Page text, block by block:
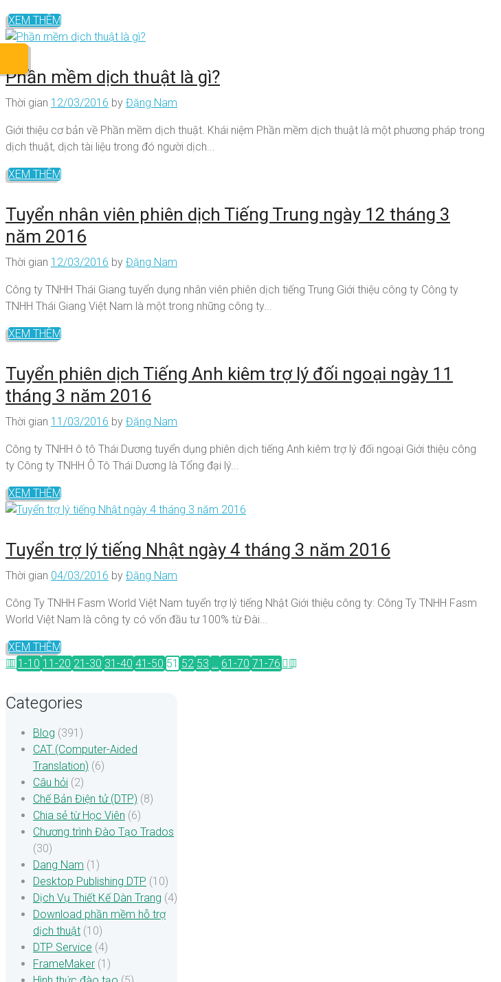
XEM THÊM
Phần mềm dịch thuật là gì?
Thời gian 12/03/2016 by Đặng Nam
Giới thiệu cơ bản về Phần mềm dịch thuật. Khái niệm Phần mềm dịch thuật là một phương pháp trong
dịch thuật, dịch tài liệu trong đó người dịch...
XEM THÊM
Tuyển nhân viên phiên dịch Tiếng Trung ngày 12 tháng 3
năm 2016
Thời gian 12/03/2016 by Đặng Nam
Công ty TNHH Thái Giang tuyển dụng nhân viên phiên dịch tiếng Trung Giới thiệu công ty Công ty
TNHH Thái Giang Việt Nam là một trong những công ty...
XEM THÊM
Tuyển phiên dịch Tiếng Anh kiêm trợ lý đối ngoại ngày 11
tháng 3 năm 2016
Thời gian 11/03/2016 by Đặng Nam
Công ty TNHH ô tô Thái Dương tuyển dụng phiên dịch tiếng Anh kiêm trợ lý đối ngoại Giới thiệu công
ty Công ty TNHH Ô Tô Thái Dương là Tổng đại lý...
XEM THÊM
Tuyển trợ lý tiếng Nhật ngày 4 tháng 3 năm 2016
Thời gian 04/03/2016 by Đặng Nam
Công Ty TNHH Fasm World Việt Nam tuyển trợ lý tiếng Nhật Giới thiệu công ty: Công Ty TNHH Fasm
World Việt Nam là công ty có vốn đầu tư 100% từ Đài...
XEM THÊM
1-10 11-20 21-30 31-40 41-50 51 52 53 61-70 71-76
Categories
Blog (391)
CAT (Computer-Aided
Translation) (6)
Câu hỏi (2)
Chế Bản Điện tử (DTP) (8)
Chia sẻ từ Học Viên (6)
Chương trình Đào Tạo Trados
(30)
Dang Nam (1)
Desktop Publishing DTP (10)
Dịch Vụ Thiết Kế Dàn Trang (4)
Download phần mềm hỗ trợ
dịch thuật (10)
DTP Service (4)
FrameMaker (1)